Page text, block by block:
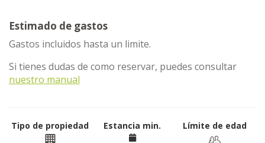
Estimado de gastos
Gastos incluidos hasta un limite.
Si tienes dudas de como reservar, puedes consultar
nuestro manual
Tipo de propiedad Estancia min. Límite de edad